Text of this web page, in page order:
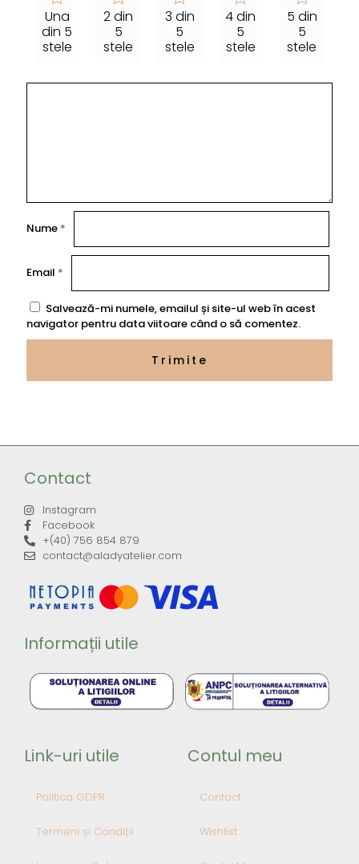
Una
din 5
stele
2 din
5
stele
3 din
5
stele
4 din
5
stele
5 din
5
stele
Nume *
Email *
Salvează-mi numele, emailul și site-ul web în acest
navigator pentru data viitoare când o să comentez.
Contact
Instagram
Facebook
+(40) 756 854 879
contact@aladyatelier.com
Informații utile
Link-uri utile
Politica GDPR
Termeni și Condiții
Contul meu
Contact
Wishlist